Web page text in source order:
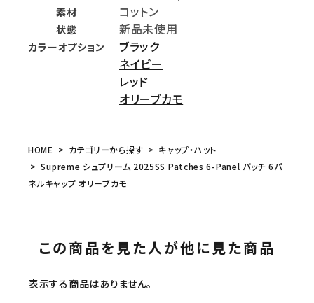
素材 コットン
状態 新品未使用
カラーオプション
ブラック
ネイビー
レッド
オリーブカモ
HOME カテゴリーから探す
キャップ・ハット
Supreme シュプリーム 2025SS Patches 6-Panel パッチ 6パ
ネルキャップ オリーブカモ
この商品を見た人が他に見た商品
表示する商品はありません。